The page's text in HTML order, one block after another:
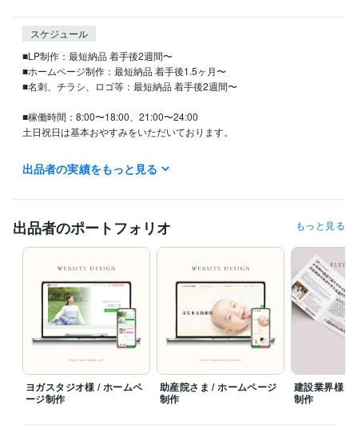
スケジュール
■LP制作：最短納品 着手後2週間〜
■ホームページ制作：最短納品 着手後1.5ヶ月〜
■名刺、チラシ、ロゴ等：最短納品 着手後2週間〜
■稼働時間：8:00〜18:00、21:00〜24:00
土日祝日は基本おやすみをいただいております。
※スケジュールによってはご返信が遅れる場合がございますが、24時間
以内にご返信いたしますのでご理解のほどよろしくお願いいたします。
経験職種
デザイナー / Webデザイナー 経験年数 : 4年
職歴
株式会社ＢｅｓｔＣｒｅａｔｅ 2025年10月 ~ 現在
受賞歴
デザインスクールにて約4000名の中から最優秀賞受賞
累計67,742名
以上に、初心者向けCanvaセミナー実施
法務省少年院と連携して外
部講師業を開始
導
CSS:4年HTML:4年
出品者の実績をもっと見る
出品者のポートフォリオ もっと見る
ヨガスタジオ様 / ホームペ
ージ制作
助産院さま / ホームページ
制作
建設業界様 /
制作